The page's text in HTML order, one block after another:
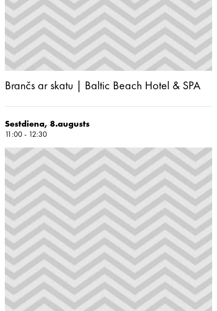
Brančs ar skatu | Baltic Beach Hotel & SPA
Sestdiena, 8.augusts
11:00 - 12:30